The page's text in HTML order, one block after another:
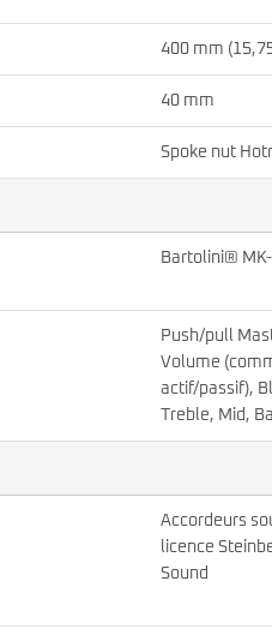
400 mm
40 mm
Spoke nut
Bartolini® MK-
Push/pull
Volume
actif/passif),
Treble, Mid,
Accordeurs
licence
Sound